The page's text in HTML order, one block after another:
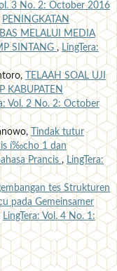
3 No. 2: October 2016
PENINGKATAN
MELALUI MEDIA
SINTANG,LingTera:
TELAAH SOAL UJI
KABUPATEN
Vol. 2 No. 2: October
Tindak tutur
í‰cho 1 dan
Prancis , LingTera:
tes Strukturen
pada Gemeinsamer
LingTera: Vol. 4 No. 1: